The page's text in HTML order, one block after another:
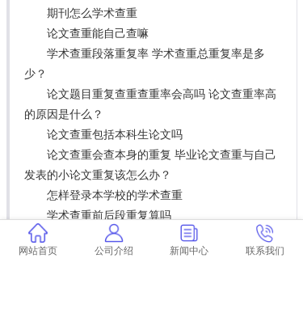
期刊怎么学术查重
论文查重能自己查嘛
学术查重段落重复率 学术查重总重复率是多
少？
论文题目重复查重查重率会高吗 论文查重率高
的原因是什么？
论文查重包括本科生论文吗
论文查重会查本身的重复 毕业论文查重与自己
发表的小论文重复该怎么办？
怎样登录本学校的学术查重
学术查重前后段重复算吗
北大论文查重男明星
硕士论文盲审什么水平会被打C而不通过？
网站首页 公司介绍 新闻中心 联系我们